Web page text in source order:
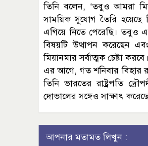
তিনি বলেন, ‘তবুও আমরা
সাময়িক সুযোগ তৈরি হয়েছে
এগিয়ে নিতে পেরেছি। তবুও
বিষয়টি উত্থাপন করেছেন
মিয়ানমার সর্বাত্মক চেষ্টা
এর আগে, গত শনিবার বিহার
তিনি ভারতের রাষ্ট্রপতি
দোভালের সঙ্গেও সাক্ষাৎ
আপনার মতামত লিখুন :